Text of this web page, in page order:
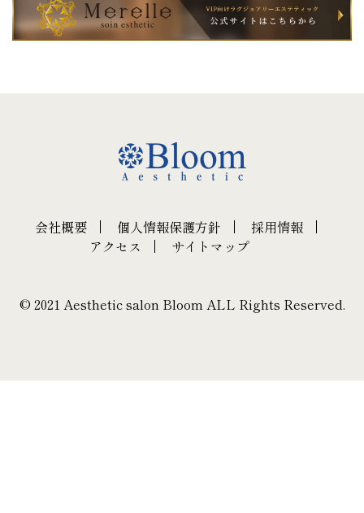
会社概要 個人情報保護方針
採用情報
アクセス
サイトマップ
© 2021 Aesthetic salon Bloom ALL Rights Reserved.